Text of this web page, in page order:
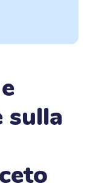
sulla